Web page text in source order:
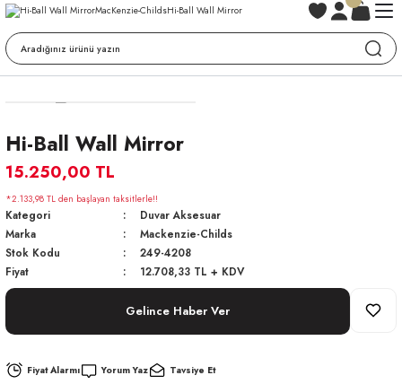
Hi-Ball Wall Mirror
15.250,00 TL
*2.133,98 TL den başlayan taksitlerle!!
Kategori
Duvar Aksesuar
Marka
Mackenzie-Childs
Stok Kodu
249-4208
Fiyat
12.708,33 TL + KDV
Gelince Haber Ver
Fiyat Alarmı Yorum Yaz Tavsiye Et